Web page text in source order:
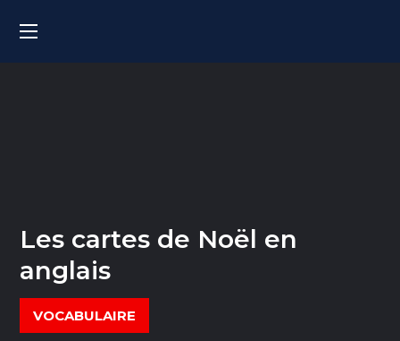
Les cartes de Noël en
anglais
VOCABULAIRE